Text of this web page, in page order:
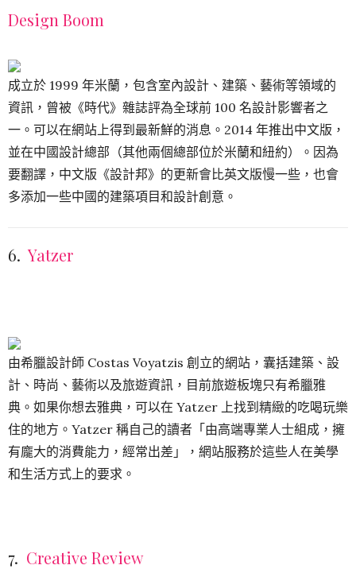
Design Boom
成立於 1999 年米蘭，包含室內設計、建築、藝術等領域的
資訊，曾被《時代》雜誌評為全球前 100 名設計影響者之
一。可以在網站上得到最新鮮的消息。2014 年推出中文版，
並在中國設計總部（其他兩個總部位於米蘭和紐約）。因為
要翻譯，中文版《設計邦》的更新會比英文版慢一些，也會
多添加一些中國的建築項目和設計創意。
6. Yatzer
由希臘設計師 Costas Voyatzis 創立的網站，囊括建築、設
計、時尚、藝術以及旅遊資訊，目前旅遊板塊只有希臘雅
典。如果你想去雅典，可以在 Yatzer 上找到精緻的吃喝玩樂
住的地方。Yatzer 稱自己的讀者「由高端專業人士組成，擁
有龐大的消費能力，經常出差」，網站服務於這些人在美學
和生活方式上的要求。
7. Creative Review